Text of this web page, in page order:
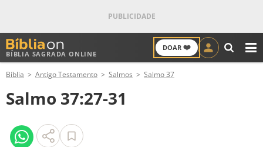
BÍBLIA SAGRADA ONLINE
DOAR ❤️
ANTIGO TESTAMENTO
NOVO TESTAMENTO
VERSÍCULOS
Bíblia Antigo Testamento Salmos Salmo 37
Salmo 37:27-31